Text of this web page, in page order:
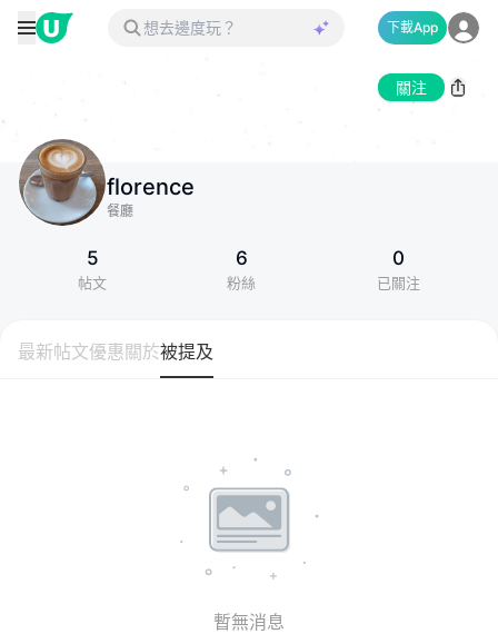
下載App
關注
florence
餐廳
5
帖文
6
粉絲
0
已關注
最新帖文優惠 關於被提及
暫無消息